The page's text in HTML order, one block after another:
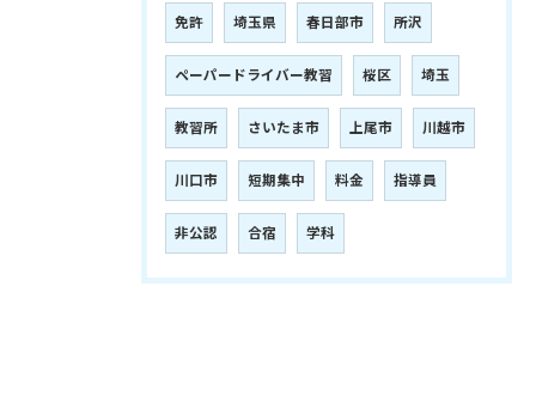
免許 埼玉県 春日部市 所沢
ペーパードライバー教習 桜区 埼玉
教習所 さいたま市 上尾市 川越市
川口市 短期集中 料金 指導員
非公認 合宿 学科